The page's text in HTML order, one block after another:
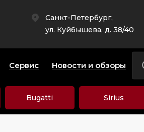
Санкт-Петербург,
ул. Куйбышева, д. 38/40
Сервис Новости и обзоры
Bugatti Sirius